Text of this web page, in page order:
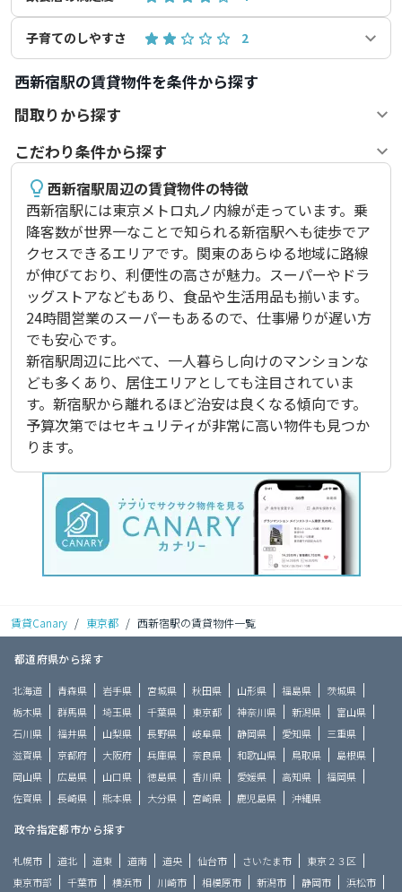
子育てのしやすさ 2
西新宿駅の賃貸物件を条件から探す
間取りから探す
こだわり条件から探す
西新宿駅周辺の賃貸物件の特徴
西新宿駅には東京メトロ丸ノ内線が走っています。乗
降客数が世界一なことで知られる新宿駅へも徒歩でア
クセスできるエリアです。関東のあらゆる地域に路線
が伸びており、利便性の高さが魅力。スーパーやドラ
ッグストアなどもあり、食品や生活用品も揃います。
24時間営業のスーパーもあるので、仕事帰りが遅い方
でも安心です。
新宿駅周辺に比べて、一人暮らし向けのマンションな
ども多くあり、居住エリアとしても注目されていま
す。新宿駅から離れるほど治安は良くなる傾向です。
予算次第ではセキュリティが非常に高い物件も見つか
ります。
賃貸Canary / 東京都 / 西新宿駅の賃貸物件一覧
都道府県から探す
北海道 青森県 岩手県 宮城県 秋田県 山形県 福島県
茨城県
栃木県
群馬県 埼玉県 千葉県 東京都 神奈川県 新潟県
富山県
石川県
福井県 山梨県 長野県 岐阜県 静岡県 愛知県
三重県
滋賀県
京都府 大阪府 兵庫県 奈良県 和歌山県 鳥取県
島根県
岡山県
広島県 山口県 徳島県 香川県 愛媛県 高知県
福岡県
佐賀県
長崎県 熊本県 大分県 宮崎県 鹿児島県 沖縄県
政令指定都市から探す
札幌市 道北 道東 道南 道央 仙台市 さいたま市
東京２３区
東京市部
千葉市 横浜市 川崎市 相模原市 新潟市 静岡市 浜松市